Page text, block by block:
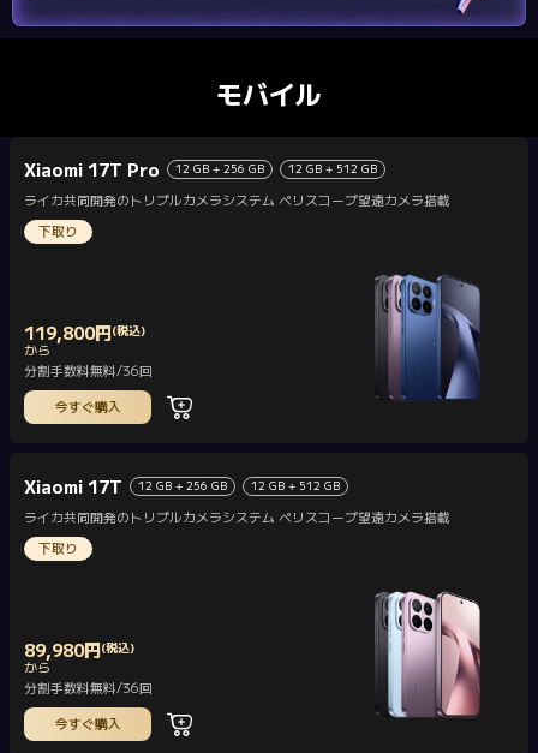
モバイル
Xiaomi 17T Pro 12 GB + 256 GB 12 GB + 512 GB
ライカ共同開発のトリプルカメラシステム ペリスコープ望遠カメラ搭載
下取り
119,800円 (税込)
Current Price 円119800
から
分割手数料無料/36回
今すぐ購入
Xiaomi 17T 12 GB + 256 GB 12 GB + 512 GB
ライカ共同開発のトリプルカメラシステム ペリスコープ望遠カメラ搭載
下取り
89,980円 (税込)
Current Price 円89980
から
分割手数料無料/36回
今すぐ購入